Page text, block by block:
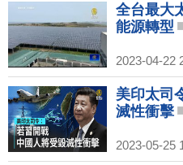
全台最大
能源轉型
2023-04-22
美印太司
滅性衝擊
2023-05-25